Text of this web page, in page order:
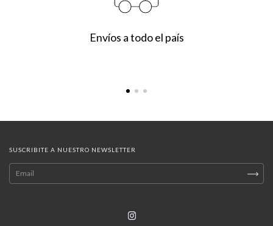
Envíos a todo el país
SUSCRIBITE A NUESTRO NEWSLETTER